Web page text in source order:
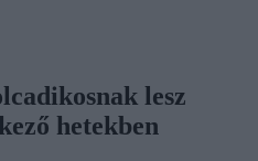
lesz
hetekben